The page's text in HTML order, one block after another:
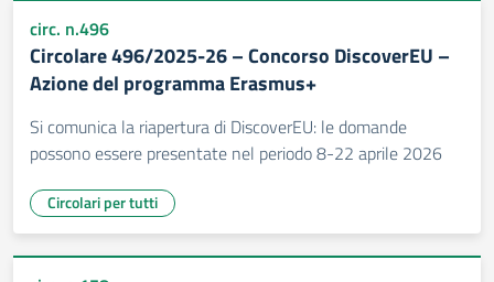
circ. n.496
Circolare 496/2025-26 – Concorso DiscoverEU –
Azione del programma Erasmus+
Si comunica la riapertura di DiscoverEU: le domande
possono essere presentate nel periodo 8-22 aprile 2026
Circolari per tutti